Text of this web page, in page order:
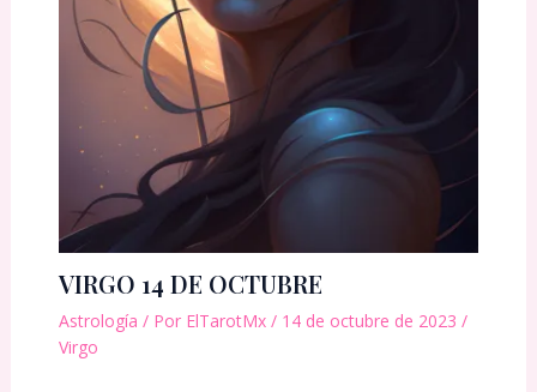
VIRGO 14 DE OCTUBRE
Astrología / Por ElTarotMx / 14 de octubre de 2023 /
Virgo